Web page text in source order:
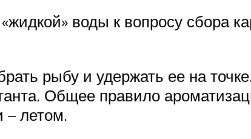
воды к вопросу сбора
рыбу и удержать ее на
Общее правило
– летом.